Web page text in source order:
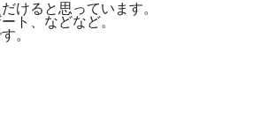
けると思っています。
ト、などなど。
。